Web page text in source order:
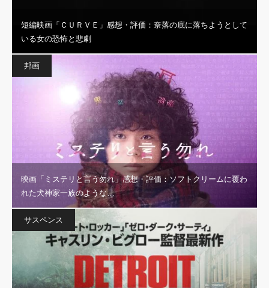
短編映画「ＣＵＲＶＥ」感想・評価：奈落の底に落ちようとして
いる女の恐怖と悲劇
邦画
映画「ミステリと言う勿れ」感想・評価：ソフトクリームに覆わ
れた犬神家一族のような…
サスペンス